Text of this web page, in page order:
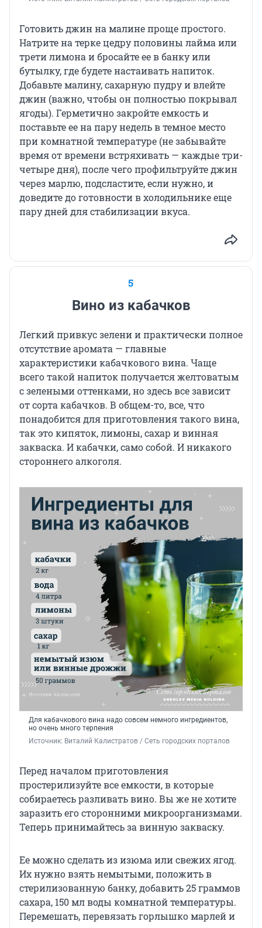
Готовить джин на малине проще простого.
Натрите на терке цедру половины лайма или
трети лимона и бросайте ее в банку или
бутылку, где будете настаивать напиток.
Добавьте малину, сахарную пудру и влейте
джин (важно, чтобы он полностью покрывал
ягоды). Герметично закройте емкость и
поставьте ее на пару недель в темное место
при комнатной температуре (не забывайте
время от времени встряхивать — каждые три-
четыре дня), после чего профильтруйте джин
через марлю, подсластите, если нужно, и
доведите до готовности в холодильнике еще
пару дней для стабилизации вкуса.
5
Вино из кабачков
Легкий привкус зелени и практически полное
отсутствие аромата — главные
характеристики кабачкового вина. Чаще
всего такой напиток получается желтоватым
с зелеными оттенками, но здесь все зависит
от сорта кабачков. В общем-то, все, что
понадобится для приготовления такого вина,
так это кипяток, лимоны, сахар и винная
закваска. И кабачки, само собой. И никакого
стороннего алкоголя.
Для кабачкового вина надо совсем немного ингредиентов,
но очень много терпения
Источник: Виталий Калистратов / Сеть городских порталов
Перед началом приготовления
простерилизуйте все емкости, в которые
собираетесь разливать вино. Вы же не хотите
заразить его сторонними микроорганизмами.
Теперь принимайтесь за винную закваску.
Ее можно сделать из изюма или свежих ягод.
Их нужно взять немытыми, положить в
стерилизованную банку, добавить 25 граммов
сахара, 150 мл воды комнатной температуры.
Перемешать, перевязать горлышко марлей и